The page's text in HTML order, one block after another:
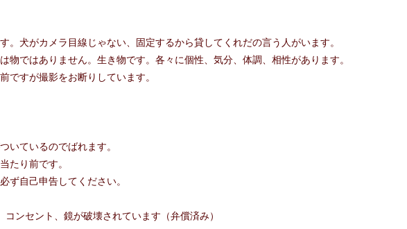
。犬がカメラ目線じゃない、固定するから貸してくれだの言う人がいます。
物ではありません。生き物です。各々に個性、気分、体調、相性があります。
ですが撮影をお断りしています。
いているのでばれます。
たり前です。
ず自己申告してください。
ンセント、鏡が破壊されています（弁償済み）